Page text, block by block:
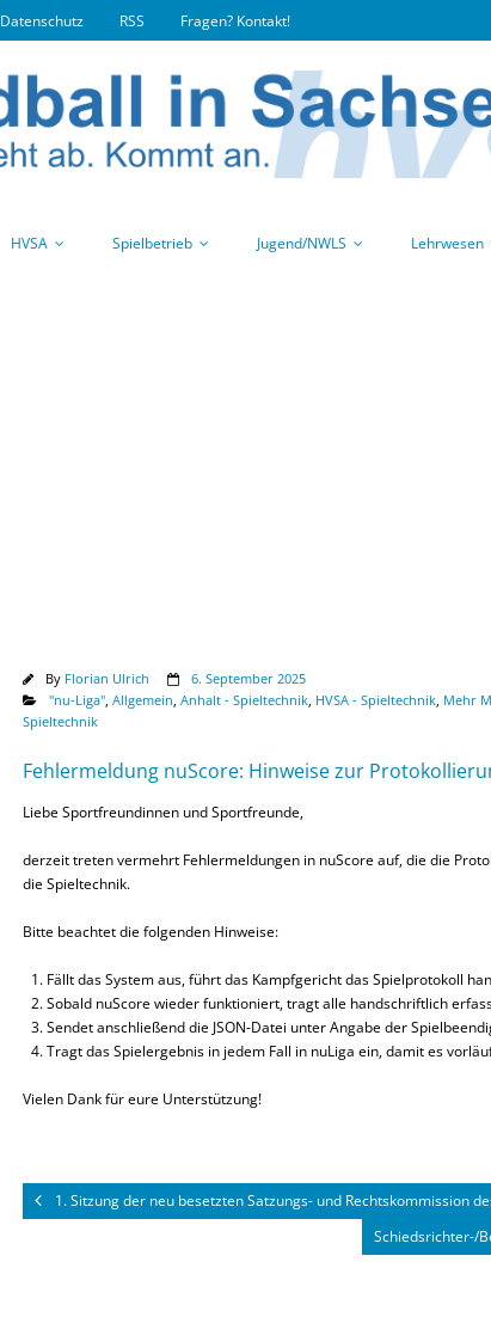
Datenschutz RSS Fragen? Kontakt!
HVSA Spielbetrieb Jugend/NWLS Lehrwesen
By Florian Ulrich
6. September 2025
"nu-Liga", Allgemein, Anhalt - Spieltechnik, HVSA - Spieltechnik, Mehr
Spieltechnik
Fehlermeldung nuScore: Hinweise zur
Liebe Sportfreundinnen und Sportfreunde,
derzeit treten vermehrt Fehlermeldungen in nuScore auf, die die
die Spieltechnik.
Bitte beachtet die folgenden Hinweise:
Fällt das System aus, führt das Kampfgericht das Spielprotokoll
Sobald nuScore wieder funktioniert, tragt alle handschriftlich
Sendet anschließend die JSON-Datei unter Angabe der
Tragt das Spielergebnis in jedem Fall in nuLiga ein, damit es
Vielen Dank für eure Unterstützung!
1. Sitzung der neu besetzten Satzungs- und Rechtskommission
Schiedsrichter-/